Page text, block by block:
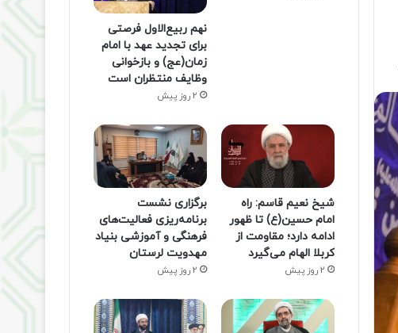
نهم ربیع‌الاول فرصتی
برای تجدید عهد با امام
زمان(عج) و بازخوانی
وظایف منتظران است
2 روز پیش
شیخ نعیم قاسم: راه
امام حسین(ع) تا ظهور
ادامه دارد؛ مقاومت از
کربلا الهام می‌گیرد
2 روز پیش
برگزاری نشست
برنامه‌ریزی فعالیت‌های
فرهنگی و آموزشی بنیاد
مهدویت لرستان
2 روز پیش